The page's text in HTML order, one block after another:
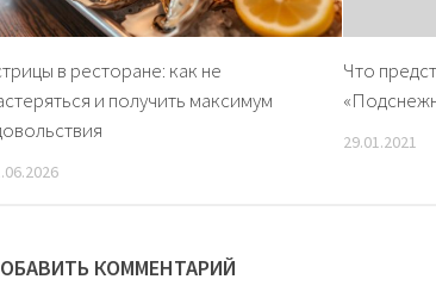
в ресторане: как не
и получить максимум
Что
29.01.2021
КОММЕНТАРИЙ